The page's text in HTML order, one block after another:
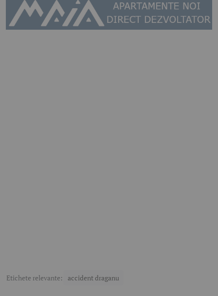
Etichete relevante: accident draganu